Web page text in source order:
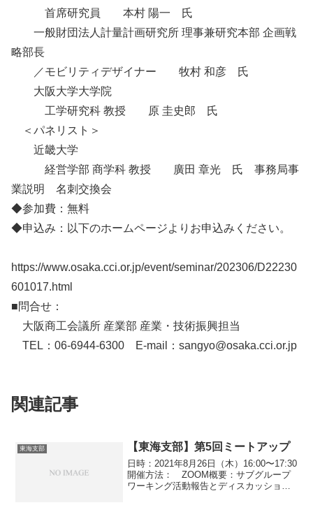
首席研究員 本村 陽一 氏
一般財団法人計量計画研究所 理事兼研究本部 企画戦
略部長
／モビリティデザイナー 牧村 和彦 氏
大阪大学大学院
工学研究科 教授 原 圭史郎 氏
＜パネリスト＞
近畿大学
経営学部 商学科 教授 廣田 章光 氏 事務局事
業説明 名刺交換会
◆参加費：無料
◆申込み：以下のホームページよりお申込みください。
https://www.osaka.cci.or.jp/event/seminar/202306/D22230
601017.html
■問合せ：
大阪商工会議所 産業部 産業・技術振興担当
TEL：06-6944-6300 E-mail：sangyo@osaka.cci.or.jp
関連記事
東海支部 【東海支部】第5回ミートアップ
日時：2021年8月26日（木）16:00〜17:30
開催方法： ZOOM概要：サブグループ
ワーキング活動報告とディスカッション